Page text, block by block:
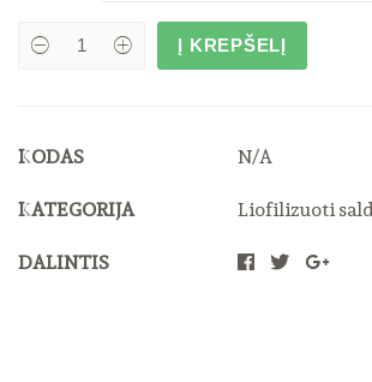
Šaltyje Į KREPŠELĮ
KODAS
N/A
KATEGORIJA
Liofilizuoti
DALINTIS